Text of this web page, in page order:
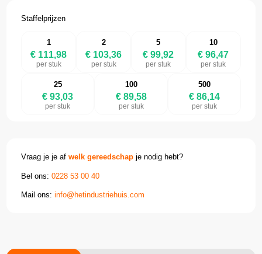
Staffelprijzen
1
€ 111,98
per stuk
2
€ 103,36
per stuk
5
€ 99,92
per stuk
10
€ 96,47
per stuk
25
€ 93,03
per stuk
100
€ 89,58
per stuk
500
€ 86,14
per stuk
Vraag je je afwelk gereedschap je nodig hebt?
Bel ons:0228 53 00 40
Mail ons:info@hetindustriehuis.com